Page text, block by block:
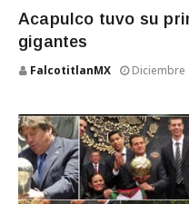
Acapulco tuvo su
gigantes
FalcotitlanMX Diciembre